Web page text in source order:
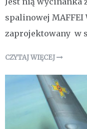
spalinowej MAFFEI
zaprojektowany w
CZYTAJ WIĘCEJ